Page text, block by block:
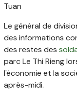
Tuan
Le général de
des informations
des restes des
parc Le Thi Rieng
l'économie et la
après-midi.